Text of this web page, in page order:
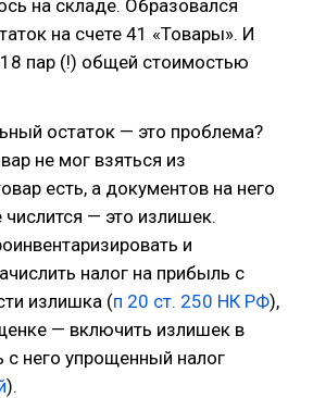
на складе. Образовался
на счете 41 «Товары». И
пар (!) общей стоимостью
остаток — это проблема?
не мог взяться из
есть, а документов на него
числится — это излишек.
и
налог на прибыль с
излишка (п 20 ст. 250 НК РФ),
— включить излишек в
с него упрощенный налог
).